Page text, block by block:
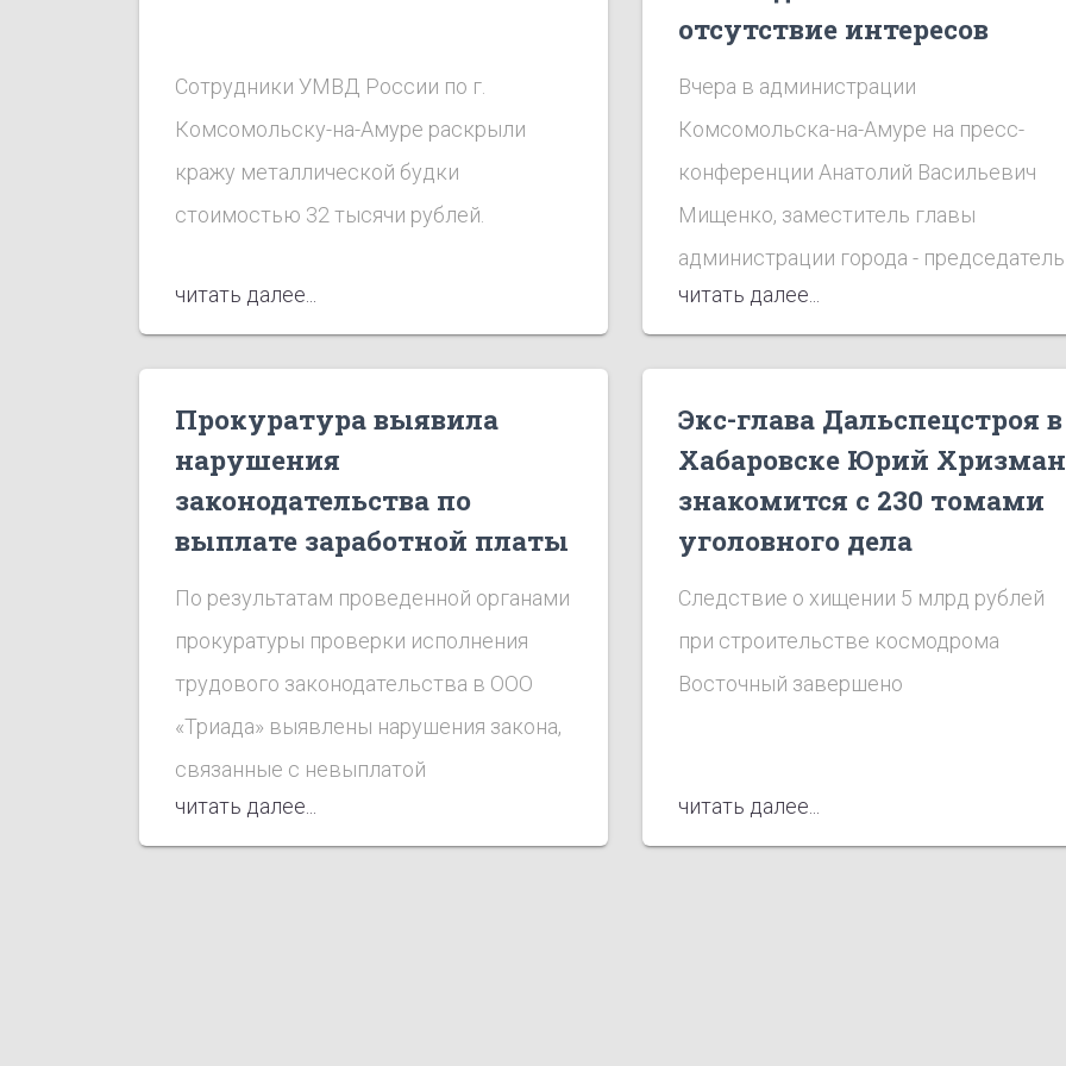
Сотрудники УМВД России по г.
Комсомольску-на-Амуре раскрыли
кражу металлической будки
стоимостью 32 тысячи рублей.
читать далее...
отсутствие интересов
Вчера в администрации
Комсомольска-на-Амуре на пресс-
конференции Анатолий Васильевич
Мищенко, заместитель главы
администрации города - председатель
Комитета по управлению имуществом,
посвятил журналистов в
несовершенство федерального
законодательства и рассказал о
странностях вокруг приватизации
гостиницы «Восход».
читать далее...
Прокуратура выявила
нарушения
законодательства по
выплате заработной платы
в ООО «Триада»
По результатам проведенной органами
прокуратуры проверки исполнения
трудового законодательства в ООО
«Триада» выявлены нарушения закона,
связанные с невыплатой
(несвоевременной) выплатой
работникам заработной платы,
читать далее...
Экс-глава Дальспецстроя в
Хабаровске Юрий Хризман
знакомится с 230 томами
уголовного дела
Следствие о хищении 5 млрд рублей
при строительстве космодрома
Восточный завершено
читать далее...